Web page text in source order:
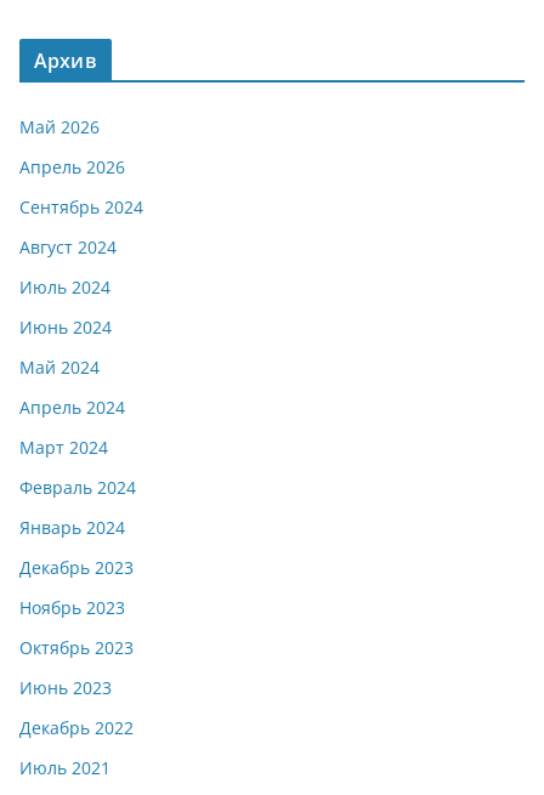
Архив
Май 2026
Апрель 2026
Сентябрь 2024
Август 2024
Июль 2024
Июнь 2024
Май 2024
Апрель 2024
Март 2024
Февраль 2024
Январь 2024
Декабрь 2023
Ноябрь 2023
Октябрь 2023
Июнь 2023
Декабрь 2022
Июль 2021